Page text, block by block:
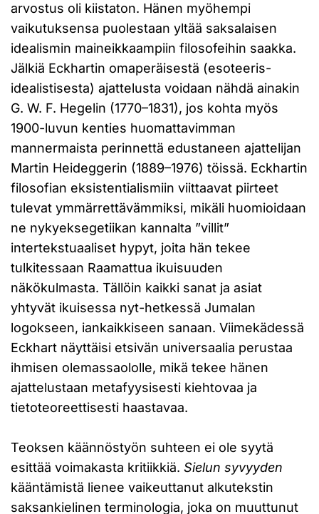
arvostus oli kiistaton. Hänen myöhempi
vaikutuksensa puolestaan yltää saksalaisen
idealismin maineikkaampiin filosofeihin saakka.
Jälkiä Eckhartin omaperäisestä (esoteeris-
idealistisesta) ajattelusta voidaan nähdä ainakin
G. W. F. Hegelin (1770–1831), jos kohta myös
1900-luvun kenties huomattavimman
mannermaista perinnettä edustaneen ajattelijan
Martin Heideggerin (1889–1976) töissä. Eckhartin
filosofian eksistentialismiin viittaavat piirteet
tulevat ymmärrettävämmiksi, mikäli huomioidaan
ne nykyeksegetiikan kannalta ”villit”
intertekstuaaliset hypyt, joita hän tekee
tulkitessaan Raamattua ikuisuuden
näkökulmasta. Tällöin kaikki sanat ja asiat
yhtyvät ikuisessa nyt-hetkessä Jumalan
logokseen, iankaikkiseen sanaan. Viimekädessä
Eckhart näyttäisi etsivän universaalia perustaa
ihmisen olemassaololle, mikä tekee hänen
ajattelustaan metafyysisesti kiehtovaa ja
tietoteoreettisesti haastavaa.
Teoksen käännöstyön suhteen ei ole syytä
esittää voimakasta kritiikkiä. Sielun syvyyden
kääntämistä lienee vaikeuttanut alkutekstin
saksankielinen terminologia, joka on muuttunut